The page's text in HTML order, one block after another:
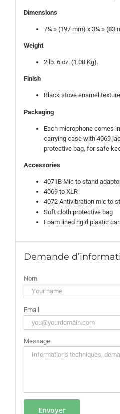
Dimensions
7¼ » (197 mm) x 3¼ » (83
Weight
2 lb. 6 oz. (1.08 Kg).
Finish
Black stove enamel
Packaging
Each microphone comes
carrying case with 4069
protective bag, for safe
Accessories
4071B Mic to stand
4069 to XLR
4072 Antivibration mic to
Soft cloth protective bag
Foam lined rigid plastic
Demande
Nom
Email
Message